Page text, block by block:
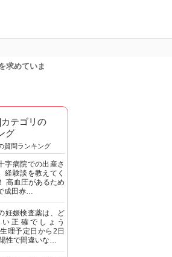
求めていま
テゴリの
グ
質問ランキング
字病院での出産さ
経験談を教えてく
高血圧があるため
成田赤…
妊娠検査薬は、ど
正確でしょう
理予定日から2日
性で間違いな…